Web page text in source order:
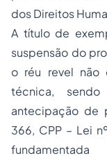
dosDireitos
A título de
suspensão do
o réu revel não
técnica,
antecipação de
366, CPP – Lei